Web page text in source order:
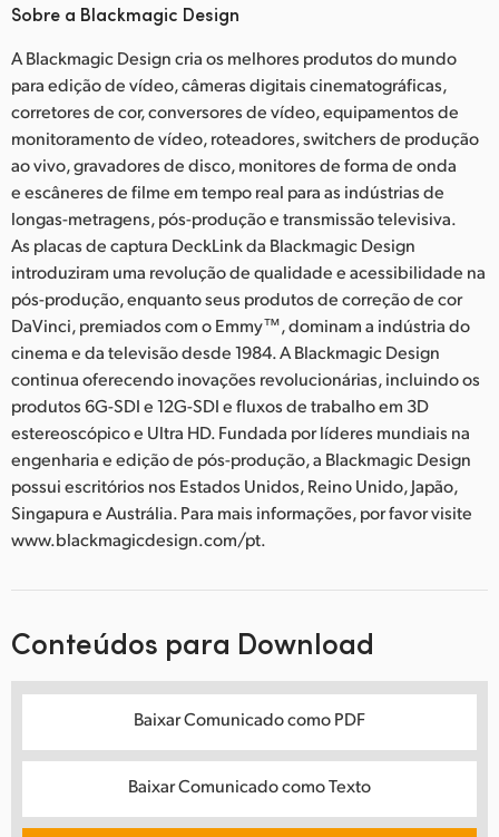
Sobre a Blackmagic Design
A Blackmagic Design cria os melhores produtos do mundo
para edição de vídeo, câmeras digitais cinematográficas,
corretores de cor, conversores de vídeo, equipamentos de
monitoramento de vídeo, roteadores, switchers de produção
ao vivo, gravadores de disco, monitores de forma de onda
e escâneres de filme em tempo real para as indústrias de
longas-metragens, pós-produção e transmissão televisiva.
As placas de captura DeckLink da Blackmagic Design
introduziram uma revolução de qualidade e acessibilidade na
pós-produção, enquanto seus produtos de correção de cor
DaVinci, premiados com o Emmy™, dominam a indústria do
cinema e da televisão desde 1984. A Blackmagic Design
continua oferecendo inovações revolucionárias, incluindo os
produtos 6G-SDI e 12G-SDI e fluxos de trabalho em 3D
estereoscópico e Ultra HD. Fundada por líderes mundiais na
engenharia e edição de pós-produção, a Blackmagic Design
possui escritórios nos Estados Unidos, Reino Unido, Japão,
Singapura e Austrália. Para mais informações, por favor visite
www.blackmagicdesign.com/pt.
Conteúdos para Download
Baixar Comunicado como PDF
Baixar Comunicado como Texto